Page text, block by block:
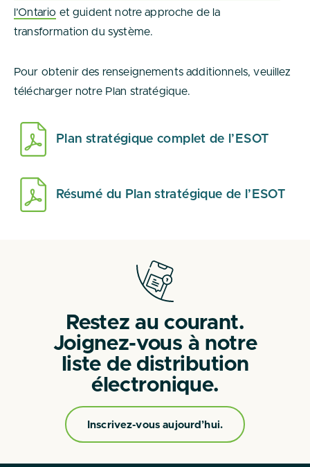
l’Ontario et guident notre approche de la
transformation du système.
Pour obtenir des renseignements additionnels, veuillez
télécharger notre Plan stratégique.
Plan stratégique complet de l’ESOT
Résumé du Plan stratégique de l’ESOT
Restez au courant.
Joignez-vous à notre
liste de distribution
électronique.
Inscrivez-vous aujourd’hui.